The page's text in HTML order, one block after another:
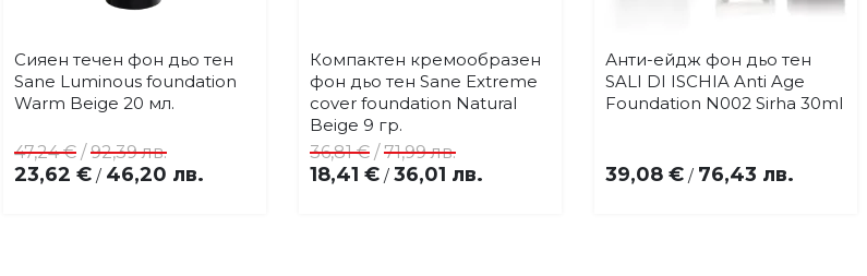
Добави
в
любими
Купи
Сияен течен фон дьо тен
Sane Luminous foundation
Warm Beige 20 мл.
23,62 € / 46,20 лв.
47,24 € /92,39 лв.
Добави
в
любими
Купи
Компактен кремообразен
фон дьо тен Sane Extreme
cover foundation Natural
Beige 9 гр.
18,41 € / 36,01 лв.
36,81 € /71,99 лв.
Добави
в
любими
Купи
Анти-ейдж фон дьо тен
SALI DI ISCHIA Anti Age
Foundation N002 Sirha 30ml
39,08 € / 76,43 лв.